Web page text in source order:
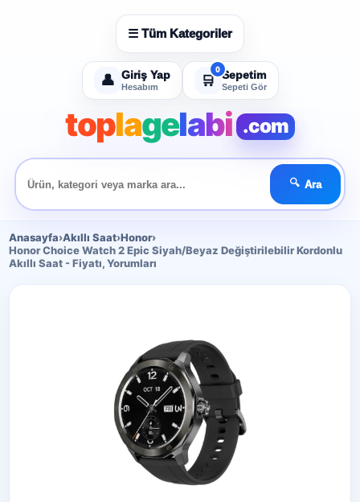
☰ Tüm Kategoriler
👤 Giriş Yap
Hesabım 🛒 Sepetim
Sepeti Gör
toplagelabi .com
🔍 Ara
Anasayfa›Akıllı Saat›Honor›
Honor Choice Watch 2 Epic Siyah/Beyaz Değiştirilebilir Kordonlu
Akıllı Saat - Fiyatı, Yorumları